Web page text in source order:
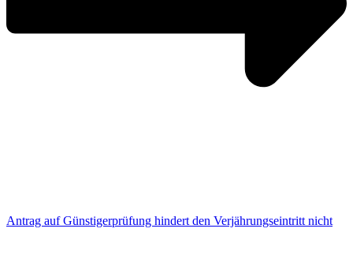
Antrag auf Günstigerprüfung hindert den Verjährungseintritt nicht